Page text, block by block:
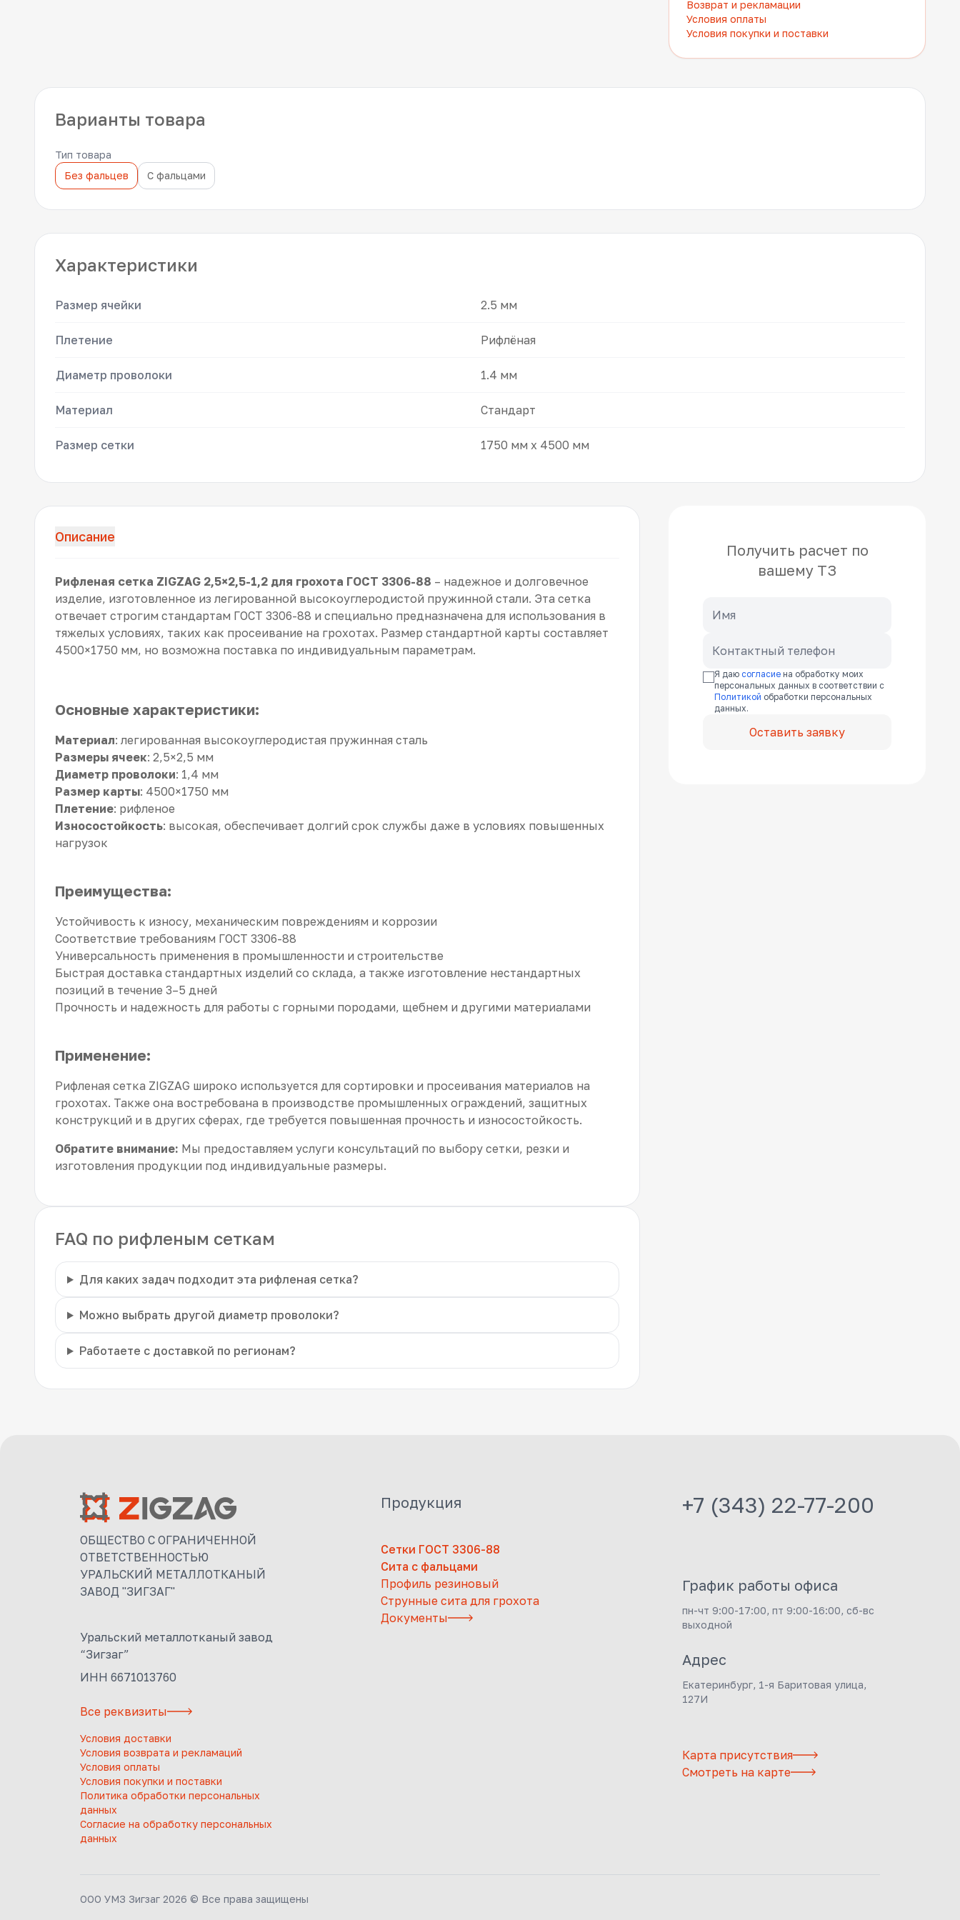
Возврат и рекламации
Условия оплаты
Условия покупки и поставки
Варианты товара
Тип товара
Без фальцев
С фальцами
Характеристики
Размер ячейки 2.5 мм
Плетение Рифлёная
Диаметр проволоки 1.4 мм
Материал Стандарт
Размер сетки 1750 мм x 4500 мм
Описание
Рифленая сетка ZIGZAG 2,5×2,5-1,2 для грохота ГОСТ 3306-88 – надежное и долговечное
изделие, изготовленное из легированной высокоуглеродистой пружинной стали. Эта сетка
отвечает строгим стандартам ГОСТ 3306-88 и специально предназначена для использования в
тяжелых условиях, таких как просеивание на грохотах. Размер стандартной карты составляет
4500×1750 мм, но возможна поставка по индивидуальным параметрам.
Основные характеристики:
Материал: легированная высокоуглеродистая пружинная сталь
Размеры ячеек: 2,5×2,5 мм
Диаметр проволоки: 1,4 мм
Размер карты: 4500×1750 мм
Плетение: рифленое
Износостойкость: высокая, обеспечивает долгий срок службы даже в условиях повышенных
нагрузок
Преимущества:
Устойчивость к износу, механическим повреждениям и коррозии
Соответствие требованиям ГОСТ 3306-88
Универсальность применения в промышленности и строительстве
Быстрая доставка стандартных изделий со склада, а также изготовление нестандартных
позиций в течение 3–5 дней
Прочность и надежность для работы с горными породами, щебнем и другими материалами
Применение:
Рифленая сетка ZIGZAG широко используется для сортировки и просеивания материалов на
грохотах. Также она востребована в производстве промышленных ограждений, защитных
конструкций и в других сферах, где требуется повышенная прочность и износостойкость.
Обратите внимание: Мы предоставляем услуги консультаций по выбору сетки, резки и
изготовления продукции под индивидуальные размеры.
FAQ по рифленым сеткам
Для каких задач подходит эта рифленая сетка?
Можно выбрать другой диаметр проволоки?
Работаете с доставкой по регионам?
Получить расчет по
вашему ТЗ
Я даю согласие на обработку моих
персональных данных в соответствии с
Политикой обработки персональных
данных.
Оставить заявку
ОБЩЕСТВО С ОГРАНИЧЕННОЙ
ОТВЕТСТВЕННОСТЬЮ
УРАЛЬСКИЙ МЕТАЛЛОТКАНЫЙ
ЗАВОД "ЗИГЗАГ"
Уральский металлотканый завод
“Зигзаг”
ИНН 6671013760
Все реквизиты
Условия доставки
Условия возврата и рекламаций
Условия оплаты
Условия покупки и поставки
Политика обработки персональных
данных
Согласие на обработку персональных
данных
Продукция
Сетки ГОСТ 3306-88
Сита с фальцами
Профиль резиновый
Струнные сита для грохота
Документы
+7 (343) 22-77-200
График работы офиса
пн-чт 9:00-17:00, пт 9:00-16:00, сб-вс
выходной
Адрес
Екатеринбург, 1-я Баритовая улица,
127И
Карта присутствия
Смотреть на карте
ООО УМЗ Зигзаг 2026 © Все права защищены